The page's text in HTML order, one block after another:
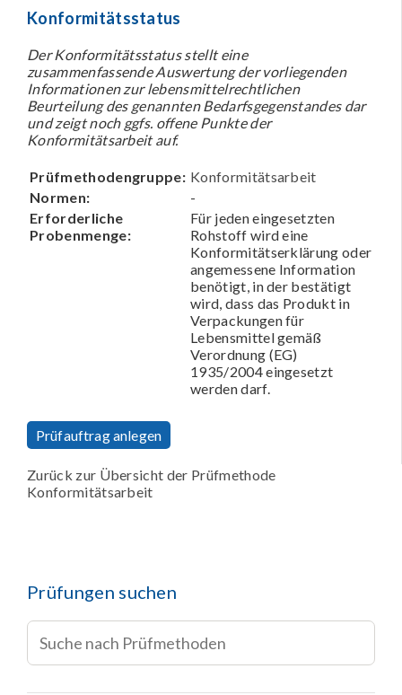
Konformitätsstatus
Der Konformitätsstatus stellt eine
zusammenfassende Auswertung der vorliegenden
Informationen zur lebensmittelrechtlichen
Beurteilung des genannten Bedarfsgegenstandes dar
und zeigt noch ggfs. offene Punkte der
Konformitätsarbeit auf.
Prüfmethodengruppe: Konformitätsarbeit
Normen:
-
Erforderliche
Probenmenge:
Für jeden eingesetzten
Rohstoff wird eine
Konformitätserklärung oder
angemessene Information
benötigt, in der bestätigt
wird, dass das Produkt in
Verpackungen für
Lebensmittel gemäß
Verordnung (EG)
1935/2004 eingesetzt
werden darf.
Prüfauftrag anlegen
Zurück zur Übersicht der Prüfmethode
Konformitätsarbeit
Prüfungen suchen